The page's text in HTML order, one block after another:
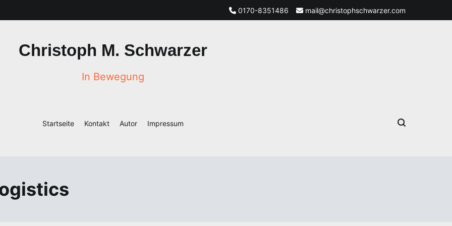
0170-8351486 mail@christophschwarzer.com
Christoph M. Schwarzer
In Bewegung
Startseite Kontakt Autor Impressum